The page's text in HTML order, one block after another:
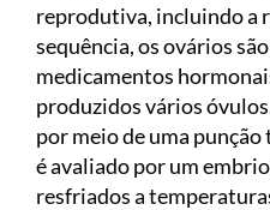
reprodutiva, incluindo a
sequência, os ovários
medicamentos
produzidos vários
por meio de uma
é avaliado por um
resfriados a